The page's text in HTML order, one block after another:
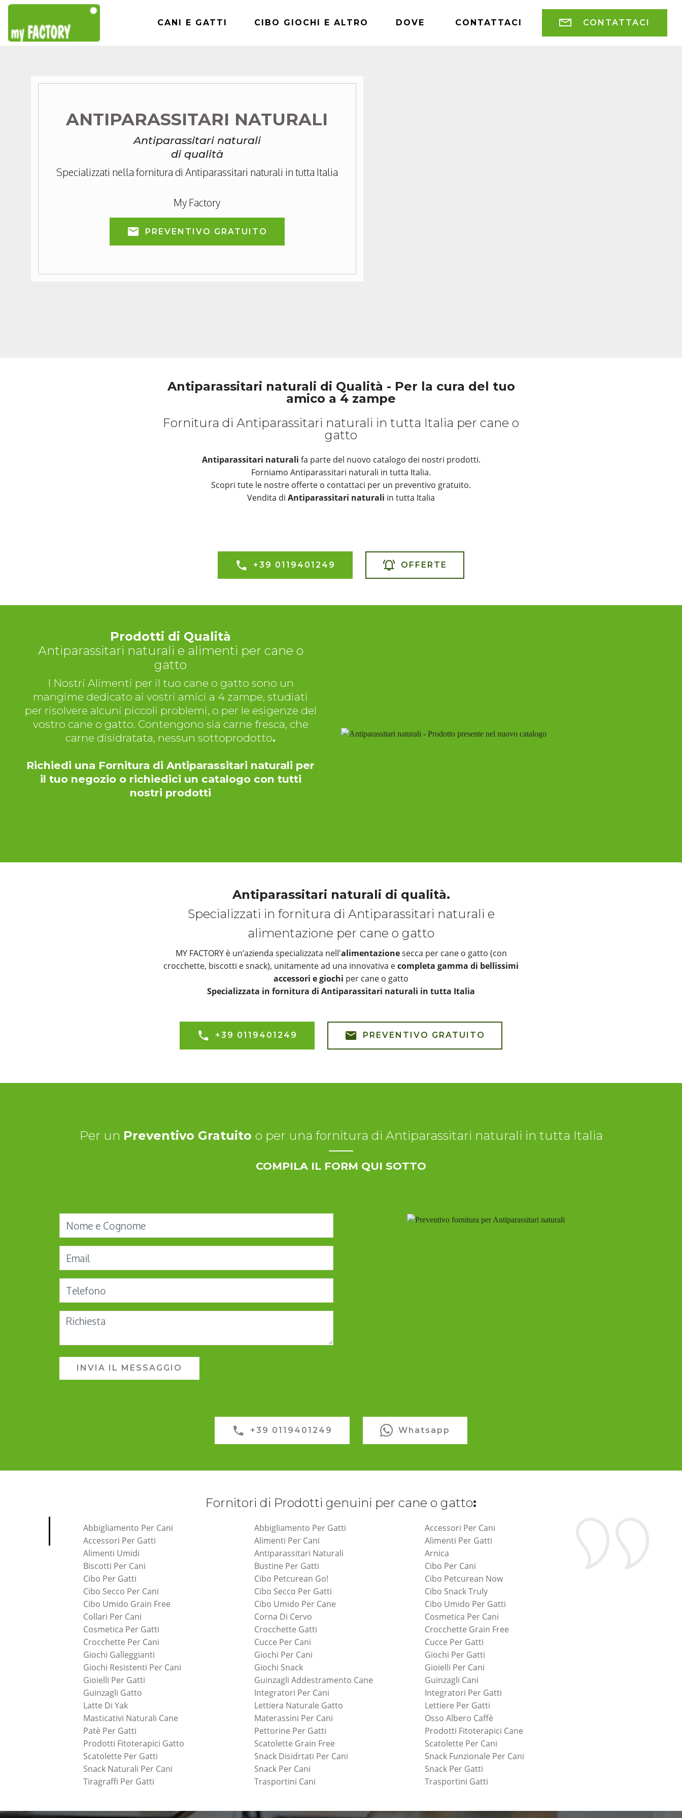
CANI E GATTI CIBO GIOCHI E ALTRO DOVE CONTATTACI CONTATTACI
ANTIPARASSITARI NATURALI
Antiparassitari naturali
di qualità
Specializzati nella fornitura di Antiparassitari naturali in tutta Italia
My Factory
PREVENTIVO GRATUITO
Antiparassitari naturali di Qualità - Per la cura del tuo
amico a 4 zampe
Fornitura di Antiparassitari naturali in tutta Italia per cane o
gatto
Antiparassitari naturali fa parte del nuovo catalogo dei nostri prodotti.
Forniamo Antiparassitari naturali in tutta Italia.
Scopri tute le nostre offerte o contattaci per un preventivo gratuito.
Vendita di Antiparassitari naturali in tutta Italia
+39 0119401249 OFFERTE
Prodotti di Qualità
Antiparassitari naturali e alimenti per cane o
gatto
I Nostri Alimenti per il tuo cane o gatto sono un
mangime dedicato ai vostri amici a 4 zampe, studiati
per risolvere alcuni piccoli problemi, o per le esigenze del
vostro cane o gatto. Contengono sia carne fresca, che
carne disidratata, nessun sottoprodotto.
Richiedi una Fornitura di Antiparassitari naturali per
il tuo negozio o richiedici un catalogo con tutti
nostri prodotti
Antiparassitari naturali di qualità.
Specializzati in fornitura di Antiparassitari naturali e
alimentazione per cane o gatto
MY FACTORY è un’azienda specializzata nell'alimentazionesecca per cane o gatto (con
crocchette, biscotti e snack), unitamente ad una innovativa ecompleta gamma di bellissimi
accessori e giochi per cane o gatto
Specializzata in fornitura di Antiparassitari naturali in tutta Italia
+39 0119401249 PREVENTIVO GRATUITO
Per un Preventivo Gratuito o per una fornitura di Antiparassitari naturali in tutta Italia
COMPILA IL FORM QUI SOTTO
INVIA IL MESSAGGIO
+39 0119401249 Whatsapp
Fornitori di Prodotti genuini per cane o gatto:
Abbigliamento Per Cani Abbigliamento Per Gatti
Accessori Per Cani
Accessori Per Gatti
Alimenti Per Cani
Alimenti Per Gatti
Alimenti Umidi
Antiparassitari Naturali
Arnica
Biscotti Per Cani
Bustine Per Gatti
Cibo Per Cani
Cibo Per Gatti
Cibo Petcurean Go!
Cibo Petcurean Now
Cibo Secco Per Cani
Cibo Secco Per Gatti
Cibo Snack Truly
Cibo Umido Grain Free
Cibo Umido Per Cane
Cibo Umido Per Gatti
Collari Per Cani
Corna Di Cervo
Cosmetica Per Cani
Cosmetica Per Gatti
Crocchette Gatti
Crocchette Grain Free
Crocchette Per Cani
Cucce Per Cani
Cucce Per Gatti
Giochi Galleggianti
Giochi Per Cani
Giochi Per Gatti
Giochi Resistenti Per Cani
Giochi Snack
Gioielli Per Cani
Gioielli Per Gatti
Guinzagli Addestramento Cane
Guinzagli Cani
Guinzagli Gatto
Integratori Per Cani
Integratori Per Gatti
Latte Di Yak
Lettiera Naturale Gatto
Lettiere Per Gatti
Masticativi Naturali Cane
Materassini Per Cani
Osso Albero Caffè
Patè Per Gatti
Pettorine Per Gatti
Prodotti Fitoterapici Cane
Prodotti Fitoterapici Gatto
Scatolette Grain Free
Scatolette Per Cani
Scatolette Per Gatti
Snack Disidrtati Per Cani
Snack Funzionale Per Cani
Snack Naturali Per Cani
Snack Per Cani
Snack Per Gatti
Tiragraffi Per Gatti
Trasportini Cani Trasportini Gatti